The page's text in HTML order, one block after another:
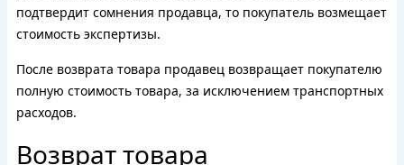
подтвердит сомнения продавца, то покупатель возмещает
стоимость экспертизы.
После возврата товара продавец возвращает покупателю
полную стоимость товара, за исключением транспортных
расходов.
Возврат товара